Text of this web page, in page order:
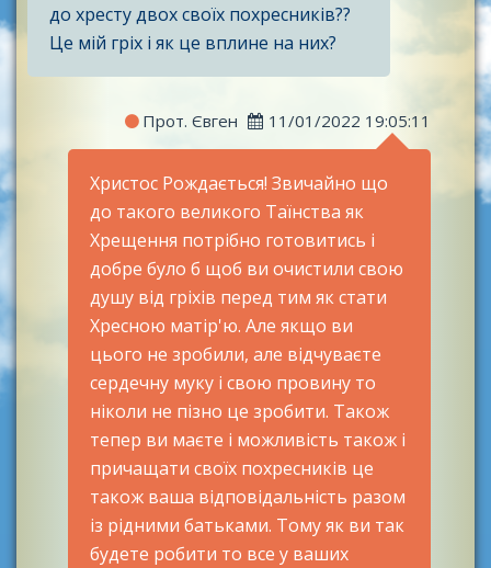
до хресту двох своїх похресників??
Це мій гріх і як це вплине на них?
Прот. Євген 11/01/2022 19:05:11
Христос Рождається! Звичайно що
до такого великого Таїнства як
Хрещення потрібно готовитись і
добре було б щоб ви очистили свою
душу від гріхів перед тим як стати
Хресною матір'ю. Але якщо ви
цього не зробили, але відчуваєте
сердечну муку і свою провину то
ніколи не пізно це зробити. Також
тепер ви маєте і можливість також і
причащати своїх похресників це
також ваша відповідальність разом
із рідними батьками. Тому як ви так
будете робити то все у ваших